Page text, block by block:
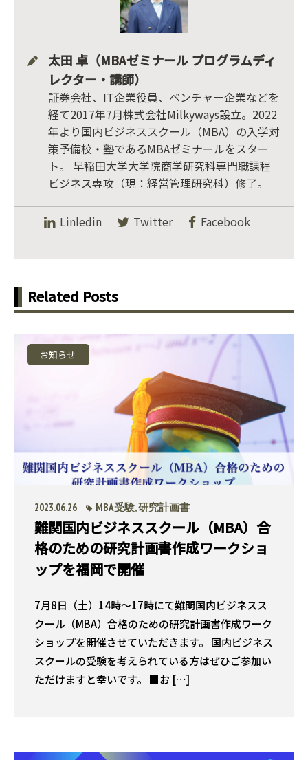
太田 卓（MBAゼミナール プログラムディ
レクター・講師）
証券会社、IT企業役員、ベンチャー企業などを
経て2017年7月株式会社Milkyways設立。2022
年より国内ビジネススクール（MBA）の入学対
策予備校・塾であるMBAゼミナールをスター
ト。 早稲田大学大学院商学研究科専門職課程
ビジネス専攻（現：経営管理研究科）修了。
Linledin Twitter Facebook
Related Posts
お知らせ
2023.06.26 MBA受験,研究計画書
難関国内ビジネススクール（MBA）合
格のための研究計画書作成ワークショ
ップを福岡で開催
7月8日（土）14時〜17時にて難関国内ビジネスス
クール（MBA）合格のための研究計画書作成ワーク
ショップを開催させていただきます。 国内ビジネス
スクールの受験を考えられている方はぜひご参加い
ただけますと幸いです。 ■お […]